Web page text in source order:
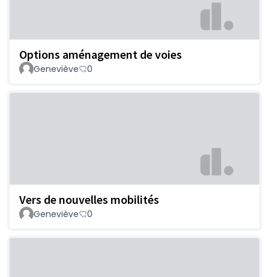
Options aménagement de voies
Geneviève 0
Vers de nouvelles mobilités
Geneviève 0